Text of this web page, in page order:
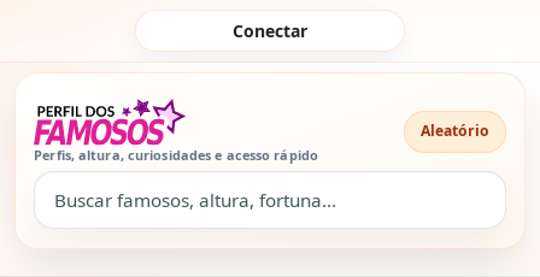
Pular para o conteúdo
Conectar
Perfis, altura, curiosidades e acesso rápido
Aleatório